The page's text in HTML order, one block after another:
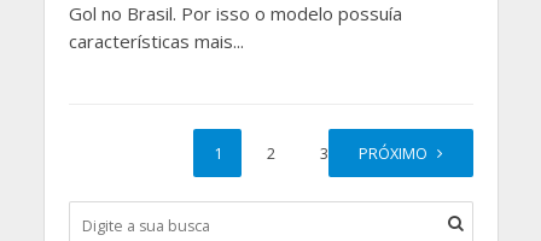
Gol no Brasil. Por isso o modelo possuía
características mais...
1 2 3 PRÓXIMO